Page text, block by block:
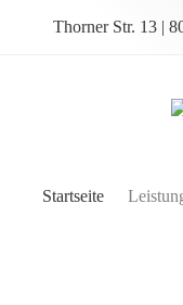
Thorner Str. 13 |
Startseite